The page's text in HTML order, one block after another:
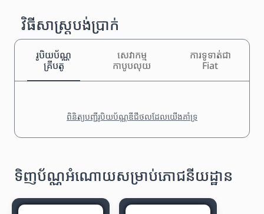
វិធីសាស្រ្តបង់ប្រាក់
រូបិយប័ណ្ណ
គ្រីបតូ
សេវាកម្ម
កាបូបលុយ
ការទូទាត់ជា
Fiat
ពិនិត្យបញ្ជីរូបិយប័ណ្ណឌីជីថលដែលយើងគាំទ្រ
ទិញប័ណ្ណអំណោយសម្រាប់ភោជនីយដ្ឋាន